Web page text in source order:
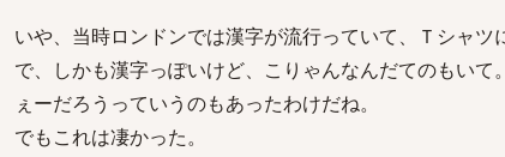
いや、当時ロンドンでは漢字が流行っていて、Ｔシャ
で、しかも漢字っぽいけど、こりゃんなんだてのもい
ぇーだろうっていうのもあったわけだね。
でもこれは凄かった。